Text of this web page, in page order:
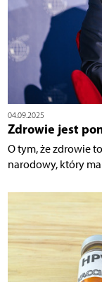
04.09.2025
Zdrowie jest
O tym, że zdrowie
narodowy, który